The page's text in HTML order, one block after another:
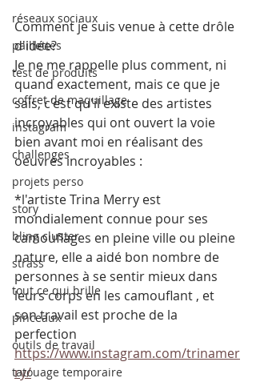
réseaux sociaux
paillettes
test de produits
coffret de maquillage
instagram
challenges
projets perso
story
bling cluster
strass
tout ce qui brille
pinceaux
outils de travail
tatouage temporaire
Comment je suis venue à cette drôle
d'idée?
Je ne me rappelle plus comment, ni
quand exactement, mais ce que je
sais, c'est qu'il existe des artistes
incroyables qui ont ouvert la voie
bien avant moi en réalisant des
oeuvres incroyables :
*l'artiste Trina Merry est
mondialement connue pour ses
camouflages en pleine ville ou pleine
nature, elle a aidé bon nombre de
personnes à se sentir mieux dans
leurs corps en les camouflant , et
son travail est proche de la
perfection
https://www.instagram.com/trinamer
ry/